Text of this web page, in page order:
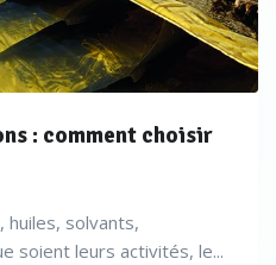
: comment choisir
huiles, solvants,
soient leurs activités, le...